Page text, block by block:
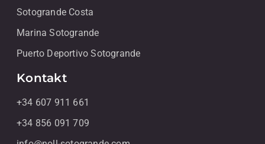
Sotogrande Costa
Marina Sotogrande
Puerto Deportivo Sotogrande
Kontakt
+34 607 911 661
+34 856 091 709